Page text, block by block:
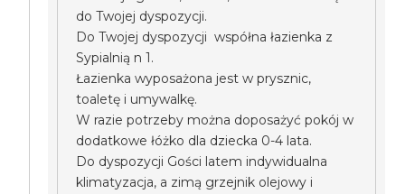
do Twojej dyspozycji.
Do Twojej dyspozycji współna łazienka z
Sypialnią n 1.
Łazienka wyposażona jest w prysznic,
toaletę i umywalkę.
W razie potrzeby można doposażyć pokój w
dodatkowe łóżko dla dziecka 0-4 lata.
Do dyspozycji Gości latem indywidualna
klimatyzacja, a zimą grzejnik olejowy i